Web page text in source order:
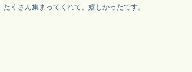
くさん集まってくれて、嬉しかったです。